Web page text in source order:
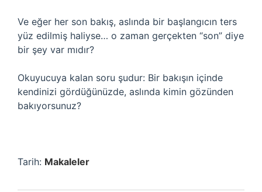
Ve eğer her son bakış, aslında bir başlangıcın ters
yüz edilmiş haliyse… o zaman gerçekten “son” diye
bir şey var mıdır?
Okuyucuya kalan soru şudur: Bir bakışın içinde
kendinizi gördüğünüzde, aslında kimin gözünden
bakıyorsunuz?
Tarih: Makaleler